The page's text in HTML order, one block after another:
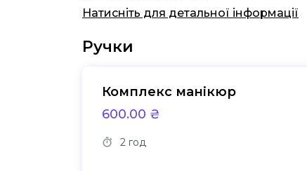
Натисніть для детальної інформації
Ручки
Комплекс манікюр
600.00 ₴
2 год